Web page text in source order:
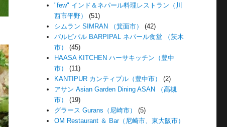
"few" インド＆ネパール料理レストラン（川
西市平野）
(51)
シムラン SIMRAN （箕面市）
(42)
バルピパル BARPIPAL ネパール食堂 （茨木
市）
(45)
HAASA KITCHEN ハーサキッチン（豊中
市）
(11)
KANTIPUR カンティプル（豊中市）
(2)
アサン Asian Garden Dining ASAN （高槻
市）
(19)
グラース Gurans（尼崎市）
(5)
OM Restaurant ＆ Bar（尼崎市、東大阪市）